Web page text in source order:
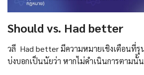
Should vs. Had better
วลี Had better มีความหมายเชิงเตือนที่รุ
บ่งบอกเป็นนัยว่า หากไม่ดำเนินการตามนั้